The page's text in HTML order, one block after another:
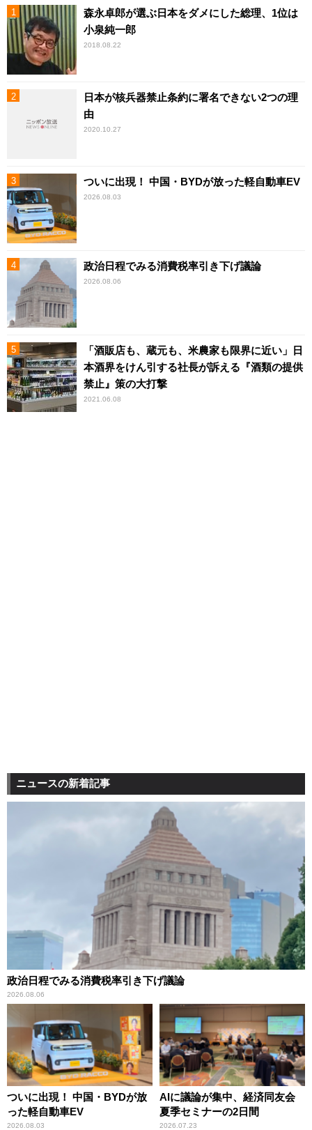
森永卓郎が選ぶ日本をダメにした総理、1位は
小泉純一郎
2018.08.22
日本が核兵器禁止条約に署名できない2つの理
由
2020.10.27
ついに出現！ 中国・BYDが放った軽自動車EV
2026.08.03
政治日程でみる消費税率引き下げ議論
2026.08.06
「酒販店も、蔵元も、米農家も限界に近い」日
本酒界をけん引する社長が訴える『酒類の提供
禁止』策の大打撃
2021.06.08
ニュースの新着記事
政治日程でみる消費税率引き下げ議論
2026.08.06
ついに出現！ 中国・BYDが放
った軽自動車EV
2026.08.03
AIに議論が集中、経済同友会
夏季セミナーの2日間
2026.07.23